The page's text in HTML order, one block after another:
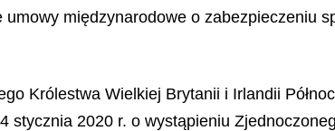
międzynarodowe o zabezpieczeniu
Królestwa Wielkiej Brytanii i Irlandii
stycznia 2020 r. o wystąpieniu